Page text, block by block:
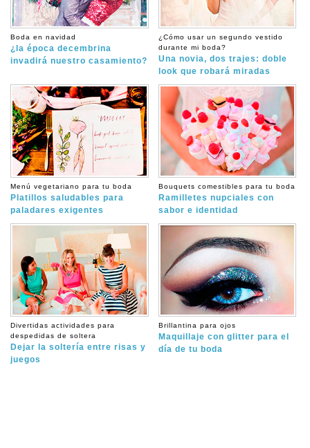
Boda en navidad
¿la época decembrina
invadirá nuestro casamiento?
¿Cómo usar un segundo vestido
durante mi boda?
Una novia, dos trajes: doble
look que robará miradas
Menú vegetariano para tu boda
Platillos saludables para
paladares exigentes
Bouquets comestibles para tu boda
Ramilletes nupciales con
sabor e identidad
Divertidas actividades para
despedidas de soltera
Dejar la soltería entre risas y
juegos
Brillantina para ojos
Maquillaje con glitter para el
día de tu boda